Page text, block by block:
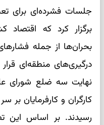
جلسات فشرده‌ای برای
برگزار کرد که اقتصاد
بحران‌ها از جمله
درگیری‌های منطقه‌ای
نهایت سه ضلع شورای
کارگران و کارفرمایان بر
رسیدند. بر اساس این